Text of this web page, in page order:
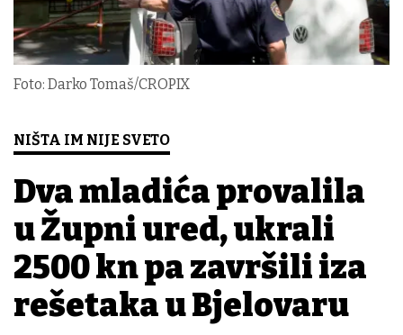
Foto: Darko Tomaš/CROPIX
NIŠTA IM NIJE SVETO
Dva mladića provalila
u Župni ured, ukrali
2500 kn pa završili iza
rešetaka u Bjelovaru